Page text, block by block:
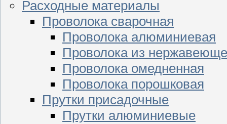
Расходные материалы
Проволока сварочная
Проволока алюминиевая
Проволока из
Проволока омедненная
Проволока порошковая
Прутки присадочные
Прутки алюминиевые